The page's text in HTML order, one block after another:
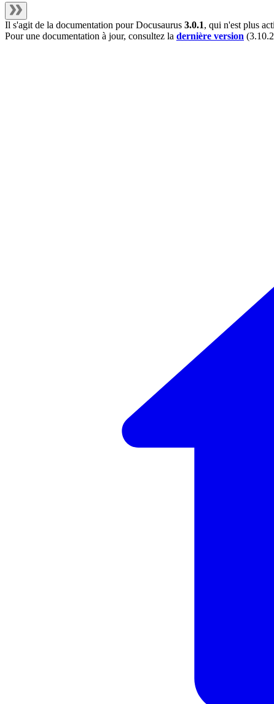
Il s'agit de la documentation pourDocusaurus 3.0.1, qui n'est plus
Pour une documentation à jour, consultez la dernière version (3.10.2